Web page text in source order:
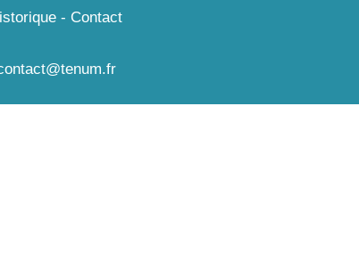
- Contact